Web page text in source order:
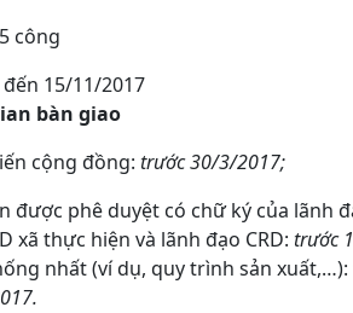
công
15/11/2017
bàn giao
cộng đồng: trước 30/3/2017;
được phê duyệt có chữ ký của lãnh
xã thực hiện và lãnh đạo CRD: trước
nhất (ví dụ, quy trình sản xuất,…):